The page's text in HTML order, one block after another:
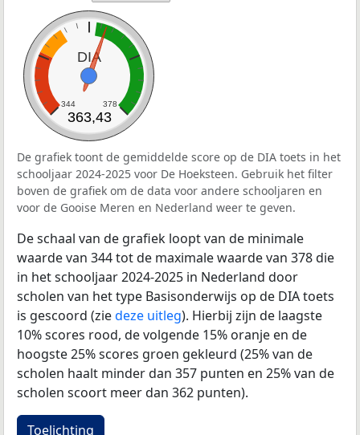
DIA
344 378
363,43
De grafiek toont de gemiddelde score op de DIA toets in het
schooljaar 2024-2025 voor De Hoeksteen. Gebruik het filter
boven de grafiek om de data voor andere schooljaren en
voor de Gooise Meren en Nederland weer te geven.
De schaal van de grafiek loopt van de minimale
waarde van 344 tot de maximale waarde van 378 die
in het schooljaar 2024-2025 in Nederland door
scholen van het type Basisonderwijs op de DIA toets
is gescoord (ziedeze uitleg). Hierbij zijn de laagste
10% scores rood, de volgende 15% oranje en de
hoogste 25% scores groen gekleurd (25% van de
scholen haalt minder dan 357 punten en 25% van de
scholen scoort meer dan 362 punten).
Toelichting